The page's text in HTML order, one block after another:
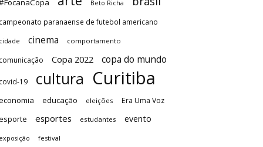
Beto Richa
paranaense de futebol americano
cinema comportamento
Copa 2022 copa do mundo
19 cultura Curitiba
educação eleições Era Uma Voz
esportes estudantes evento
festival